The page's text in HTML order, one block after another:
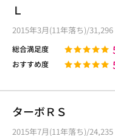
Ｌ
2015年3月(11年落ち)/
総合満足度
おすすめ度
ターボＲＳ
2015年7月(11年落ち)/